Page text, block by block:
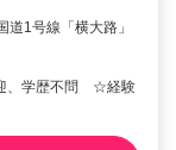
1号線「横大路」
、学歴不問 ☆経験